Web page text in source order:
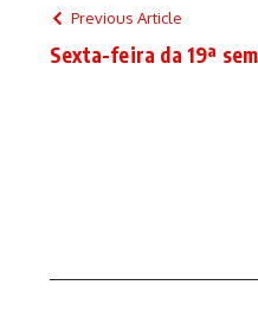
Previous Article
Sexta-feira da 19ª